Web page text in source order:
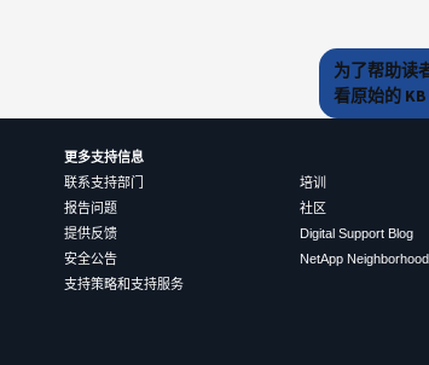
为了帮助读
看原始的
更多支持信息
联系支持部门
报告问题
提供反馈
安全公告
支持策略和支持服务
培训
社区
Digital Support Blog
NetApp Neighborhood